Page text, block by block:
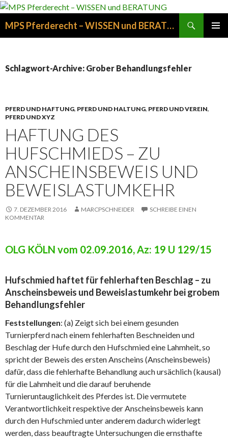
MPS Pferderecht – WISSEN und BERATUNG
Schlagwort-Archive: Grober Behandlungsfehler
PFERD UND HAFTUNG, PFERD UND HALTUNG, PFERD UND VEREIN,
PFERD UND XYZ
HAFTUNG DES
HUFSCHMIEDS – ZU
ANSCHEINSBEWEIS UND
BEWEISLASTUMKEHR
7. DEZEMBER 2016 MARCPSCHNEIDER
SCHREIBE EINEN
KOMMENTAR
OLG KÖLN vom 02.09.2016, Az: 19 U 129/15
Hufschmied haftet für fehlerhaften Beschlag – zu
Anscheinsbeweis und Beweislastumkehr bei grobem
Behandlungsfehler
Feststellungen: (a) Zeigt sich bei einem gesunden
Turnierpferd nach einem fehlerhaften Beschneiden und
Beschlag der Hufe durch den Hufschmied eine Lahmheit, so
spricht der Beweis des ersten Anscheins (Anscheinsbeweis)
dafür, dass die fehlerhafte Behandlung auch ursächlich (kausal)
für die Lahmheit und die darauf beruhende
Turnieruntauglichkeit des Pferdes ist. Die vermutete
Verantwortlichkeit respektive der Anscheinsbeweis kann
durch den Hufschmied unter anderem dadurch widerlegt
werden, dass beauftragte Untersuchungen die ernsthafte